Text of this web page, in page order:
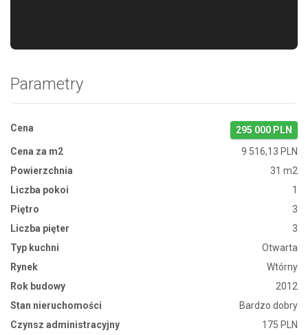
Parametry
Cena
295 000 PLN
Cena za m2
9 516,13 PLN
Powierzchnia
31 m2
Liczba pokoi
1
Piętro
3
Liczba pięter
3
Typ kuchni
Otwarta
Rynek
Wtórny
Rok budowy
2012
Stan nieruchomości
Bardzo dobry
Czynsz administracyjny
175 PLN